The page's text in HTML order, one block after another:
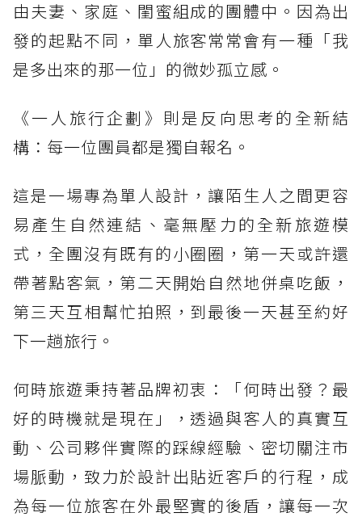
由夫妻、家庭、閨蜜組成的團體中。因為出
發的起點不同，單人旅客常常會有一種「我
是多出來的那一位」的微妙孤立感。
《一人旅行企劃》則是反向思考的全新結
構：每一位團員都是獨自報名。
這是一場專為單人設計，讓陌生人之間更容
易產生自然連結、毫無壓力的全新旅遊模
式，全團沒有既有的小圈圈，第一天或許還
帶著點客氣，第二天開始自然地併桌吃飯，
第三天互相幫忙拍照，到最後一天甚至約好
下一趟旅行。
何時旅遊秉持著品牌初衷：「何時出發？最
好的時機就是現在」，透過與客人的真實互
動、公司夥伴實際的踩線經驗、密切關注市
場脈動，致力於設計出貼近客戶的行程，成
為每一位旅客在外最堅實的後盾，讓每一次